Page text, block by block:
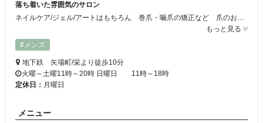
落ち着いた雰囲気のサロン
もっと見る
#メンズ
地下鉄 矢場町/栄より徒歩10分
火曜～土曜11時～20時 日曜日 11時～18時
定休日： 月曜日
メニュー